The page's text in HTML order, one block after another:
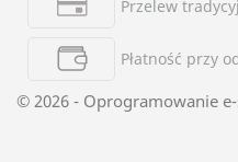
Przelew
Płatność przy
© 2026 - Oprogramowanie